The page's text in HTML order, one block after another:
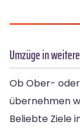
Umzüge in
Ob Ober-
übernehmen
Beliebte Ziele